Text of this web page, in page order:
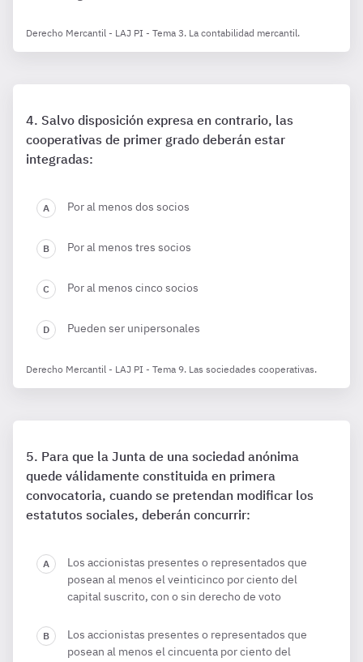
Derecho Mercantil - LAJ PI - Tema 3. La contabilidad mercantil.
Salvo disposición expresa en contrario, las
cooperativas de primer grado deberán estar
integradas:
Por al menos dos socios
Por al menos tres socios
Por al menos cinco socios
Pueden ser unipersonales
Derecho Mercantil - LAJ PI - Tema 9. Las sociedades cooperativas.
Para que la Junta de una sociedad anónima
quede válidamente constituida en primera
convocatoria, cuando se pretendan modificar los
estatutos sociales, deberán concurrir:
Los accionistas presentes o representados que
posean al menos el veinticinco por ciento del
capital suscrito, con o sin derecho de voto
Los accionistas presentes o representados que
posean al menos el cincuenta por ciento del